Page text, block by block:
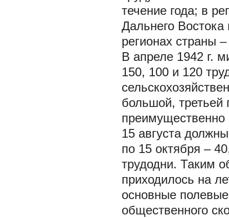
течение года; в
Дальнего
регионах страны
В апреле 1942 г.
150, 100 и 120
большой, третьей
преимущественно
15 августа
по 15 октября –
трудодни. Таким
приходилось на
основные
общественного